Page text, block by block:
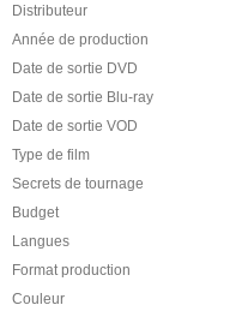
Distributeur
Année de production
Date de sortie DVD
Date de sortie Blu-ray
Date de sortie VOD
Type de film
Secrets de tournage
Budget
Langues
Format production
Couleur